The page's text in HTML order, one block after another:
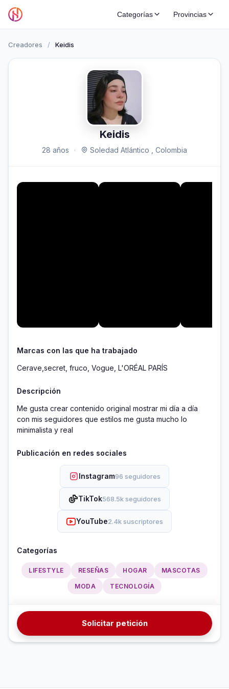
Categorías Provincias
Creadores / Keidis
Keidis
28 años · Soledad Atlántico , Colombia
Marcas con las que ha trabajado
Cerave,secret, fruco, Vogue, L'ORÉAL PARÍS
Descripción
Me gusta crear contenido original mostrar mi día a día
con mis seguidores que estilos me gusta mucho lo
minimalista y real
Publicación en redes sociales
Instagram96 seguidores
TikTok568.5k seguidores
YouTube2.4k suscriptores
Categorías
LIFESTYLE RESEÑAS HOGAR MASCOTAS
MODA TECNOLOGÍA
Solicitar petición